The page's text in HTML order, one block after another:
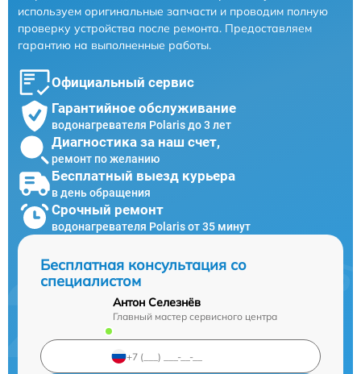
используем оригинальные запчасти и проводим полную
проверку устройства после ремонта. Предоставляем
гарантию на выполненные работы.
Официальный сервис
Гарантийное обслуживание
водонагревателя Polaris до 3 лет
Диагностика за наш счет,
ремонт по желанию
Бесплатный выезд курьера
в день обращения
Срочный ремонт
водонагревателя Polaris от 35 минут
Бесплатная консультация со
специалистом
Антон Селезнёв
Главный мастер сервисного центра